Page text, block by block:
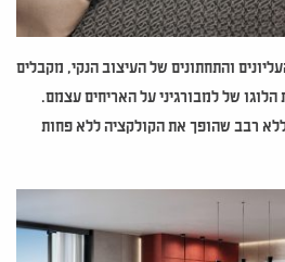
והתחתונים של העיצוב הנקי, מקבלים
של למבורגיני על האריחים עצמם.
ללא רבב שהופך את הקולקציה ללא פחות